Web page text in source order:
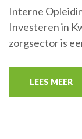
Interne
Investeren in
zorgsector is
LEES MEER